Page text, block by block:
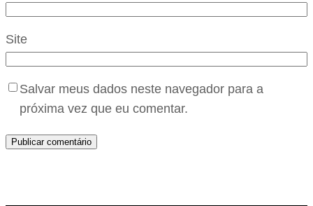
Site
Salvar meus dados neste navegador para a
próxima vez que eu comentar.